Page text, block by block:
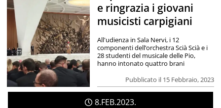
e ringrazia i giovani
musicisti carpigiani
Pubblicato il 15 Febbraio, 2023
All'udienza in Sala Nervi, i 12
componenti dell’orchestra Scià Scià e i
28 studenti del musicale delle Pio,
hanno intonato quattro brani
8 FEB2023